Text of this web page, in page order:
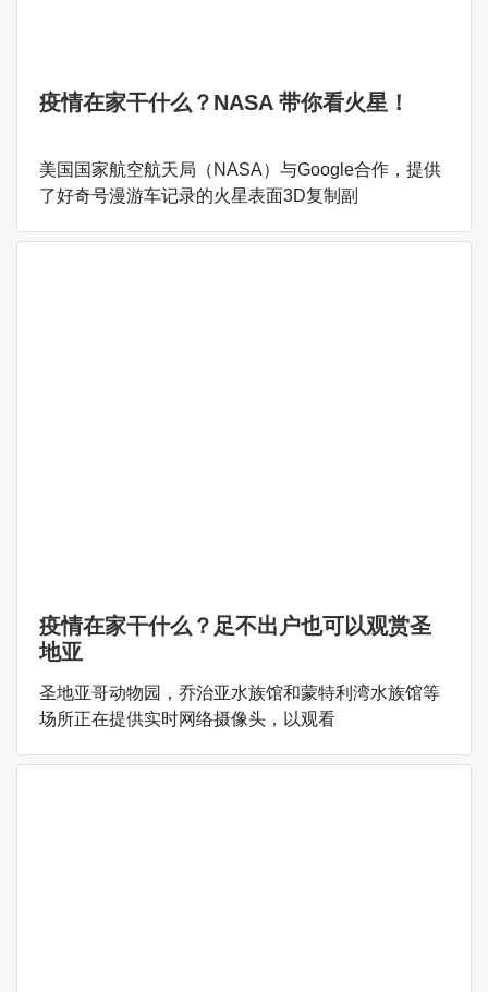
疫情在家干什么？NASA 带你看火星！
美国国家航空航天局（NASA）与Google合作，提供
了好奇号漫游车记录的火星表面3D复制副
疫情在家干什么？足不出户也可以观赏圣
地亚
圣地亚哥动物园，乔治亚水族馆和蒙特利湾水族馆等
场所正在提供实时网络摄像头，以观看